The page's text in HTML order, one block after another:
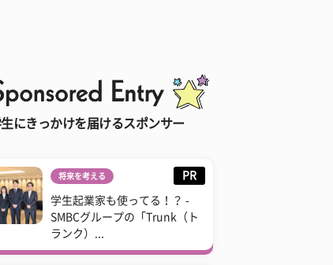
にきっかけを届けるスポンサー
将来を考える PR
学生起業家も使ってる！？ -
SMBCグループの「Trunk（ト
ランク）...